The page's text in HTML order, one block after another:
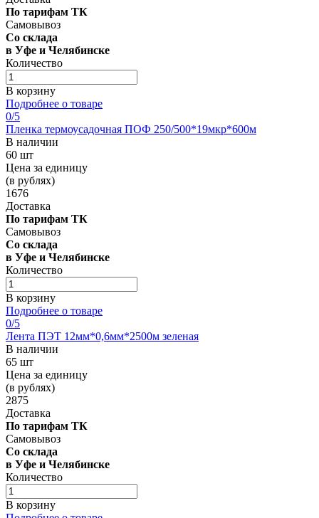
По тарифам ТК
Самовывоз
Со склада
в Уфе и Челябинске
Количество
В корзину
Подробнее о товаре
0/5
Пленка термоусадочная ПОФ 250/500*19мкр*600м
В наличии
60 шт
Цена за единицу
(в рублях)
1676
Доставка
По тарифам ТК
Самовывоз
Со склада
в Уфе и Челябинске
Количество
В корзину
Подробнее о товаре
0/5
Лента ПЭТ 12мм*0,6мм*2500м зеленая
В наличии
65 шт
Цена за единицу
(в рублях)
2875
Доставка
По тарифам ТК
Самовывоз
Со склада
в Уфе и Челябинске
Количество
В корзину